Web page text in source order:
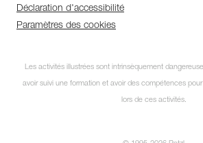
Déclaration d'accessibilité
Paramètres des cookies
Les activités illustrées sont intrinsèquement
avoir suivi une formation et avoir des compétences
lors de ces activités.